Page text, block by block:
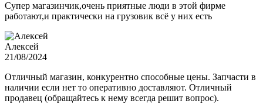
Супер магазинчик,очень приятные люди в этой фирме
работают,и практически на грузовик всё у них есть
Алексей
21/08/2024
Отличный магазин, конкурентно способные цены. Запчасти в
наличии если нет то оперативно доставляют. Отличный
продавец (обращайтесь к нему всегда решит вопрос).